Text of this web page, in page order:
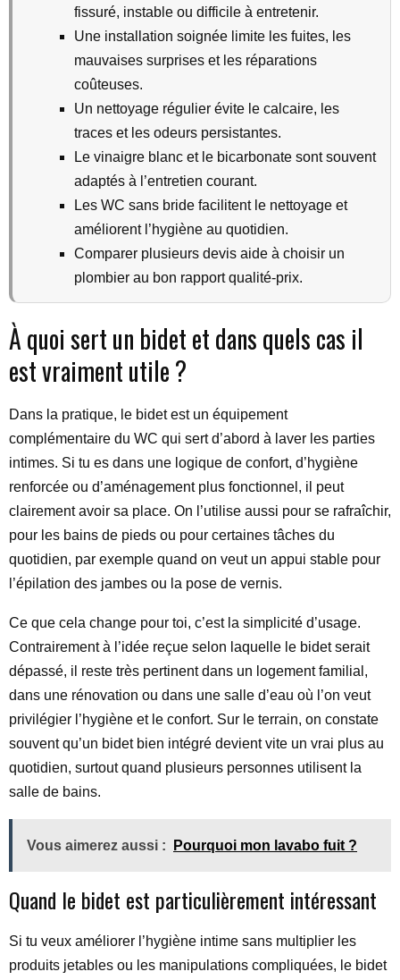
fissuré, instable ou difficile à entretenir.
Une installation soignée limite les fuites, les
mauvaises surprises et les réparations
coûteuses.
Un nettoyage régulier évite le calcaire, les
traces et les odeurs persistantes.
Le vinaigre blanc et le bicarbonate sont souvent
adaptés à l’entretien courant.
Les WC sans bride facilitent le nettoyage et
améliorent l’hygiène au quotidien.
Comparer plusieurs devis aide à choisir un
plombier au bon rapport qualité-prix.
À quoi sert un bidet et dans quels cas il
est vraiment utile ?
Dans la pratique, le bidet est un équipement
complémentaire du WC qui sert d’abord à laver les parties
intimes. Si tu es dans une logique de confort, d’hygiène
renforcée ou d’aménagement plus fonctionnel, il peut
clairement avoir sa place. On l’utilise aussi pour se rafraîchir,
pour les bains de pieds ou pour certaines tâches du
quotidien, par exemple quand on veut un appui stable pour
l’épilation des jambes ou la pose de vernis.
Ce que cela change pour toi, c’est la simplicité d’usage.
Contrairement à l’idée reçue selon laquelle le bidet serait
dépassé, il reste très pertinent dans un logement familial,
dans une rénovation ou dans une salle d’eau où l’on veut
privilégier l’hygiène et le confort. Sur le terrain, on constate
souvent qu’un bidet bien intégré devient vite un vrai plus au
quotidien, surtout quand plusieurs personnes utilisent la
salle de bains.
Vous aimerez aussi : Pourquoi mon lavabo fuit ?
Quand le bidet est particulièrement intéressant
Si tu veux améliorer l’hygiène intime sans multiplier les
produits jetables ou les manipulations compliquées, le bidet